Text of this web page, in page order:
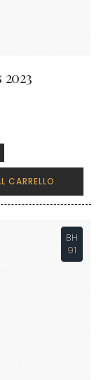
CARRELLO
BH
91